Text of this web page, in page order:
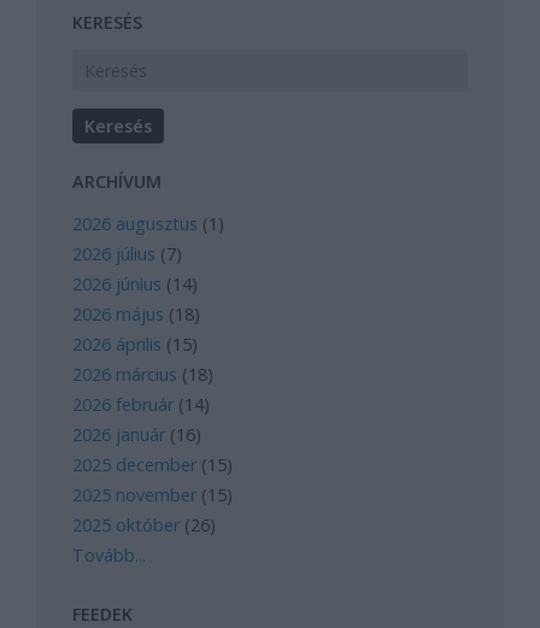
KERESÉS
ARCHÍVUM
2026 augusztus (1 )
2026 július (7)
2026 június (14)
2026 május (18)
2026 április (15)
2026 március (18)
2026 február (14)
2026 január (16)
2025 december (15)
2025 november (15)
2025 október (26)
Tovább...
FEEDEK